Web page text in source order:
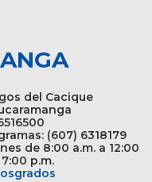
del Cacique
(607) 6318179
de 8:00 a.m. a 12:00
p.m.